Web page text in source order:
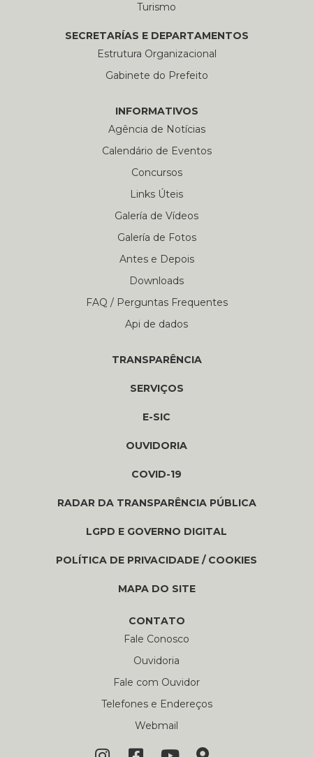
Turismo
SECRETARÍAS E DEPARTAMENTOS
Estrutura Organizacional
Gabinete do Prefeito
INFORMATIVOS
Agência de Notícias
Calendário de Eventos
Concursos
Links Úteis
Galería de Vídeos
Galería de Fotos
Antes e Depois
Downloads
FAQ / Perguntas Frequentes
Api de dados
TRANSPARÊNCIA
SERVIÇOS
E-SIC
OUVIDORIA
COVID-19
RADAR DA TRANSPARÊNCIA PÚBLICA
LGPD E GOVERNO DIGITAL
POLÍTICA DE PRIVACIDADE / COOKIES
MAPA DO SITE
CONTATO
Fale Conosco
Ouvidoria
Fale com Ouvidor
Telefones e Endereços
Webmail